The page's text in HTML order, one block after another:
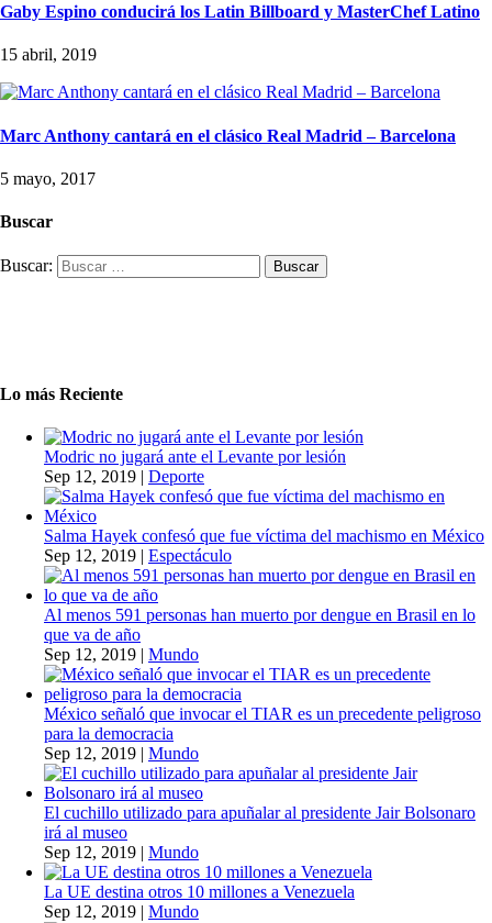
Gaby Espino conducirá los Latin Billboard y MasterChef Latino
15 abril, 2019
Marc Anthony cantará en el clásico Real Madrid – Barcelona
5 mayo, 2017
Buscar
Buscar:
Lo más Reciente
Modric no jugará ante el Levante por lesión
Sep 12, 2019 | Deporte
Salma Hayek confesó que fue víctima del machismo en México
Sep 12, 2019 | Espectáculo
Al menos 591 personas han muerto por dengue en Brasil en lo
que va de año
Sep 12, 2019 | Mundo
México señaló que invocar el TIAR es un precedente peligroso
para la democracia
Sep 12, 2019 | Mundo
El cuchillo utilizado para apuñalar al presidente Jair Bolsonaro
irá al museo
Sep 12, 2019 | Mundo
La UE destina otros 10 millones a Venezuela
Sep 12, 2019 | Mundo